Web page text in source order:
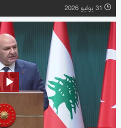
l 31 يوليو 2026